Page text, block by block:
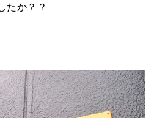
たか？？